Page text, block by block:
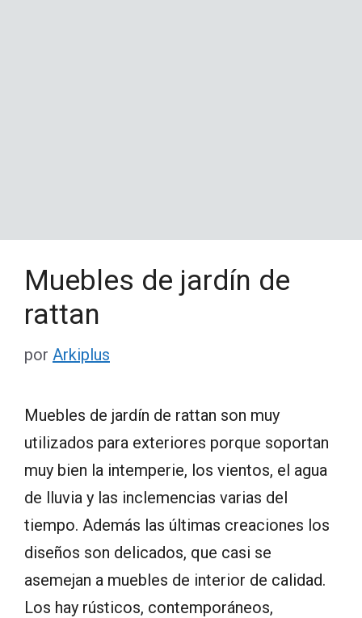
Muebles de jardín de
rattan
por Arkiplus
Muebles de jardín de rattan son muy
utilizados para exteriores porque soportan
muy bien la intemperie, los vientos, el agua
de lluvia y las inclemencias varias del
tiempo. Además las últimas creaciones los
diseños son delicados, que casi se
asemejan a muebles de interior de calidad.
Los hay rústicos, contemporáneos,